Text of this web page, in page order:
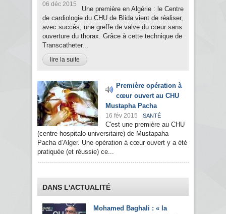
06 déc 2015
Une première en Algérie : le Centre
de cardiologie du CHU de Blida vient de réaliser,
avec succès, une greffe de valve du cœur sans
ouverture du thorax. Grâce à cette technique de
Transcatheter...
lire la suite
Première opération à
cœur ouvert au CHU
Mustapha Pacha
16 fév 2015 SANTÉ
C'est une première au CHU
(centre hospitalo-universitaire) de Mustapaha
Pacha d’Alger. Une opération à cœur ouvert y a été
pratiquée (et réussie) ce...
DANS L'ACTUALITÉ
Mohamed Baghali : « la